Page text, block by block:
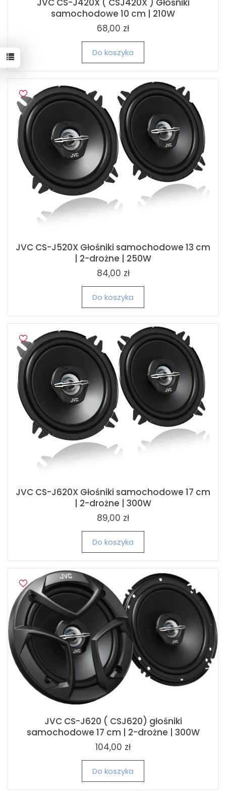
JVC CS-J420X ( CSJ420X ) Głośniki
samochodowe 10 cm | 210W
68,00 zł
Do koszyka
JVC CS-J520X Głośniki samochodowe 13 cm
| 2-drożne | 250W
84,00 zł
Do koszyka
JVC CS-J620X Głośniki samochodowe 17 cm
| 2-drożne | 300W
89,00 zł
Do koszyka
JVC CS-J620 ( CSJ620) głośniki
samochodowe 17 cm | 2-drożne | 300W
104,00 zł
Do koszyka